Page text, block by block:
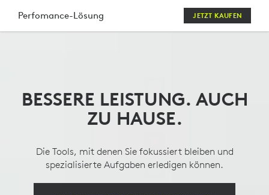
LOGITECH
MAUS,
TASTATUR,
WEBCAM
UND
Perfomance-Lösung JETZT KAUFEN
BESSERE LEISTUNG. AUCH
ZU HAUSE.
Die Tools, mit denen Sie fokussiert bleiben und
spezialisierte Aufgaben erledigen können.